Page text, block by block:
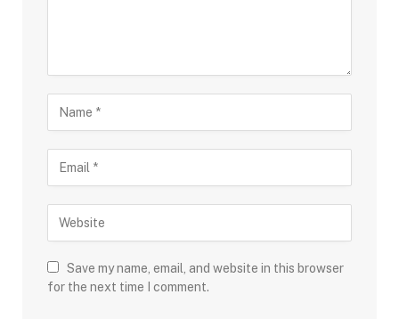
Save my name, email, and website in this browser
for the next time I comment.